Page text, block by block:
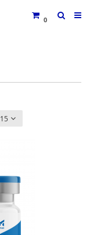
0
15